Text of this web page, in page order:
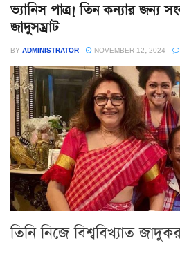
ভ্যানিস পাত্র! তিন কন্যার জন্য
জাদুসম্রাট
BY ADMINISTRATOR NOVEMBER 12, 2024
তিনি নিজে বিশ্ববিখ্যাত